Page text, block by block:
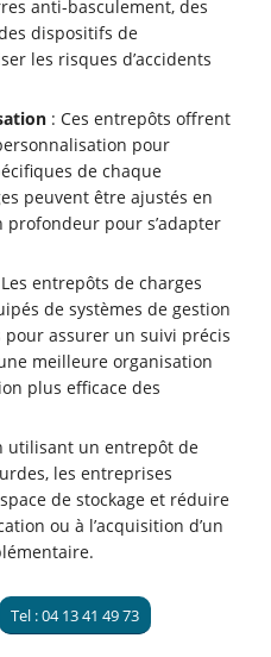
anti-basculement, des
dispositifs de
les risques d’accidents
: Ces entrepôts offrent
pour
de chaque
peuvent être ajustés en
pour s’adapter
entrepôts de charges
de systèmes de gestion
pour assurer un suivi précis
meilleure organisation
plus efficace des
utilisant un entrepôt de
les entreprises
de stockage et réduire
ou à l’acquisition d’un
Tel : 04 13 41 49 73